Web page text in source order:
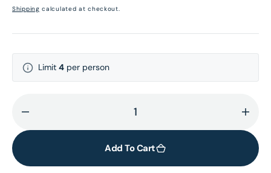
price
Shipping calculated at checkout.
Limit 4 per person
quantity
Welcome
for
Add To Cart